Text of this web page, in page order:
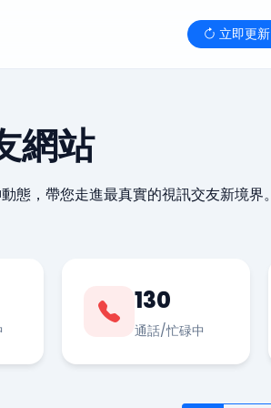
立即更新
網站
，帶您走進最真實的視訊交友新境界。
130
通話/忙碌中